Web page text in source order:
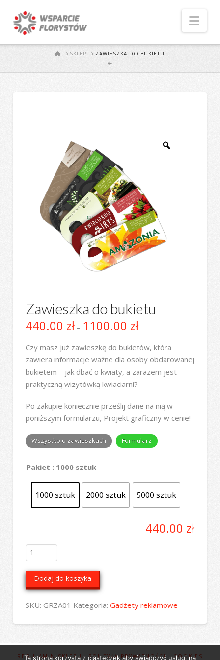
STARTSKLEP ZAWIESZKA DO BUKIETU
Zawieszka do bukietu
440.00 zł – 1100.00 złZakres
440.00 zł
do
1100.00 zł
Czy masz już zawieszkę do bukietów, która
zawiera informacje ważne dla osoby obdarowanej
bukietem – jak dbać o kwiaty, a zarazem jest
praktyczną wizytówką kwiaciarni?
Po zakupie koniecznie prześlij dane na nią w
poniższym formularzu, Projekt graficzny w cenie!
Wszystko o zawieszkach Formularz
Pakiet : 1000 sztuk
1000 sztuk 2000 sztuk 5000 sztuk
440.00 zł
ilość
Zawieszka
do
bukietu
Dodaj do koszyka
SKU: GRZA01 Kategoria: Gadżety reklamowe
REGULAMIN SKLEPU
POLITYKA PRYWATNOŚCI I COOKIES
Ta strona korzysta z ciasteczek aby świadczyć usługi na